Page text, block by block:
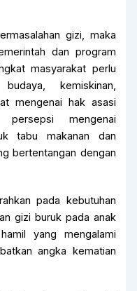
gizi, maka
dan program
masyarakat perlu
kemiskinan,
mengenai hak asasi
mengenai
tabu makanan dan
bertentangan dengan
pada kebutuhan
gizi buruk pada anak
yang mengalami
angka kematian